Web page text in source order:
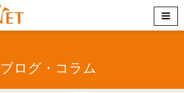
ブログ・コラム